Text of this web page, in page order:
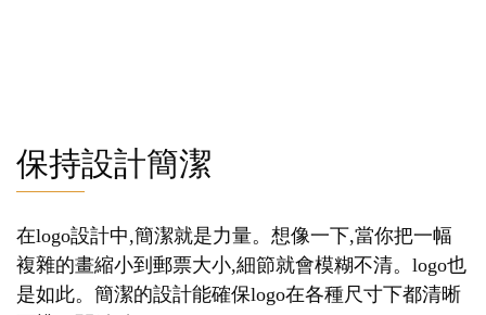
保持設計簡潔
在logo設計中,簡潔就是力量。想像一下,當你把一幅
複雜的畫縮小到郵票大小,細節就會模糊不清。logo也
是如此。簡潔的設計能確保logo在各種尺寸下都清晰